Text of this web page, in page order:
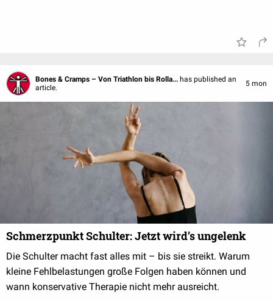
Bones & Cramps – Von Triathlon bis Rolla... has published an
article.
5 mon
Schmerzpunkt Schulter: Jetzt wird’s ungelenk
Die Schulter macht fast alles mit – bis sie streikt. Warum
kleine Fehlbelastungen große Folgen haben können und
wann konservative Therapie nicht mehr ausreicht.